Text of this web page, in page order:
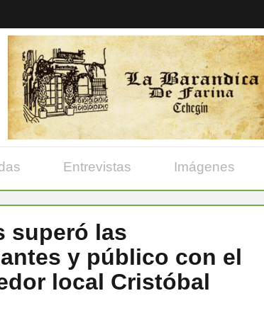
Entrevistas Imágenes
superó las
y público con el
local Cristóbal